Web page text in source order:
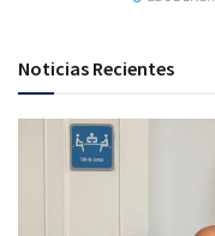
Noticias Recientes